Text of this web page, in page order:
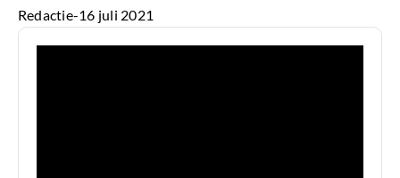
Redactie-16 juli 2021